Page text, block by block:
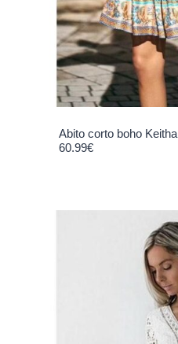
Abito corto boho Keitha
60.99€